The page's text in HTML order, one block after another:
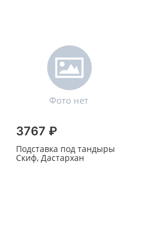
3767 ₽
Подставка под тандыры
Скиф, Дастархан